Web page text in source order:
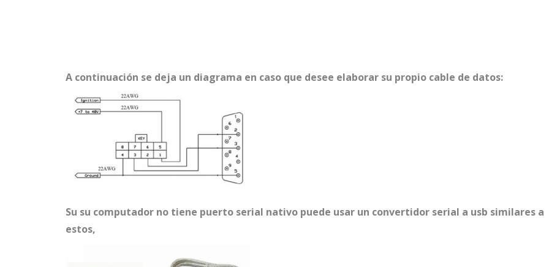
A continuación se deja un diagrama en caso que desee elaborar su propio cable de datos:
Su su computador no tiene puerto serial nativo puede usar un convertidor serial a usb similares a
estos,